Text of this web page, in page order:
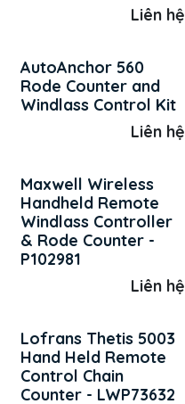
Liên hệ
AutoAnchor 560
Rode Counter and
Windlass Control Kit
Liên hệ
Maxwell Wireless
Handheld Remote
Windlass Controller
& Rode Counter -
P102981
Liên hệ
Lofrans Thetis 5003
Hand Held Remote
Control Chain
Counter - LWP73632